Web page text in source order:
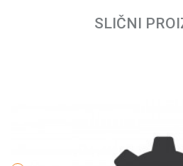
SLIČNI